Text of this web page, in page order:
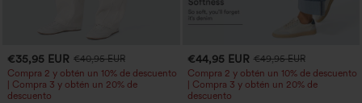
€35,95 EUR €40,95 EUR
Compra 2 y obtén un 10% de descuento
| Compra 3 y obtén un 20% de
descuento
€44,95 EUR €49,95 EUR
Compra 2 y obtén un 10% de descuento
| Compra 3 y obtén un 20% de
descuento